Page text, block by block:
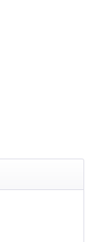
Stadler Flirt 3